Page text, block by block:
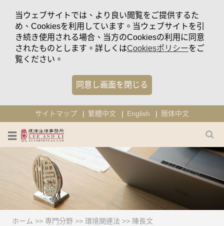
当ウェブサイトでは、より良い閲覧をご提供するた
め、Cookiesを利用しています。当ウェブサイトを引
き続き使用される場合、当方のCookiesの利用に同意
されたものとします。詳しくはCookiesポリシーをご
覧ください。
同意し画面を閉じる
サイトマップ 繁體中文 English 簡体中文
ホーム >> 専門分野 >> 環境関連法 >> 陳長文